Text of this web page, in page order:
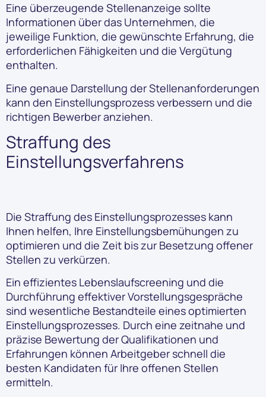
Eine überzeugende Stellenanzeige sollte
Informationen über das Unternehmen, die
jeweilige Funktion, die gewünschte Erfahrung, die
erforderlichen Fähigkeiten und die Vergütung
enthalten.
Eine genaue Darstellung der Stellenanforderungen
kann den Einstellungsprozess verbessern und die
richtigen Bewerber anziehen.
Straffung des
Einstellungsverfahrens
Die Straffung des Einstellungsprozesses kann
Ihnen helfen, Ihre Einstellungsbemühungen zu
optimieren und die Zeit bis zur Besetzung offener
Stellen zu verkürzen.
Ein effizientes Lebenslaufscreening und die
Durchführung effektiver Vorstellungsgespräche
sind wesentliche Bestandteile eines optimierten
Einstellungsprozesses. Durch eine zeitnahe und
präzise Bewertung der Qualifikationen und
Erfahrungen können Arbeitgeber schnell die
besten Kandidaten für Ihre offenen Stellen
ermitteln.